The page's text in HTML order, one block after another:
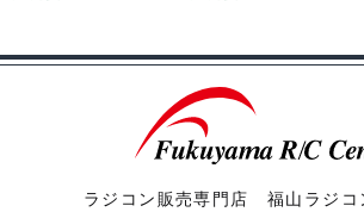
ラジコン販売専門店 福山ラジコ